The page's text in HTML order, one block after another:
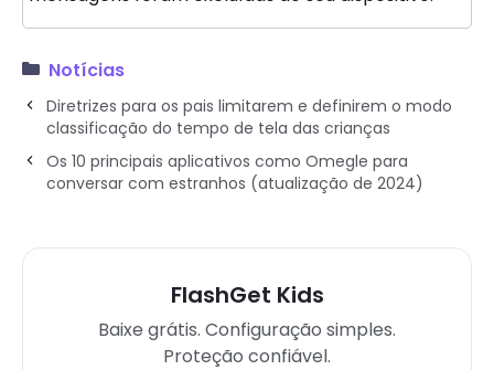
Notícias
Diretrizes para os pais limitarem e definirem o modo
classificação do tempo de tela das crianças
Os 10 principais aplicativos como Omegle para
conversar com estranhos (atualização de 2024)
FlashGet Kids
Baixe grátis. Configuração simples.
Proteção confiável.